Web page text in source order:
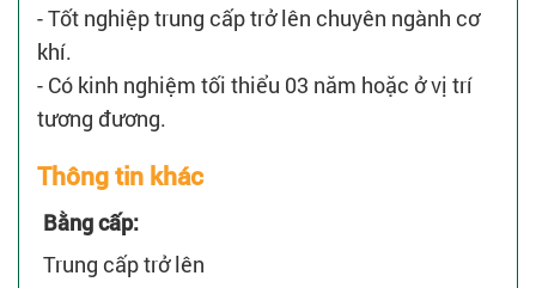
- Tốt nghiệp trung cấp trở lên chuyên ngành cơ
khí.
- Có kinh nghiệm tối thiểu 03 năm hoặc ở vị trí
tương đương.
Thông tin khác
Bằng cấp:
Trung cấp trở lên